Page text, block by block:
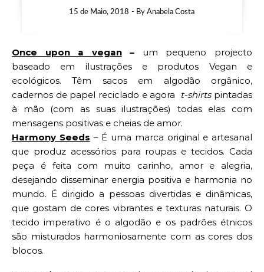
15 de Maio, 2018 - ByAnabela Costa
Once upon a vegan– um pequeno projecto
baseado em ilustrações e produtos Vegan e
ecológicos. Têm sacos em algodão orgânico,
cadernos de papel reciclado e agora t-shirtspintadas
à mão (com as suas ilustrações) todas elas com
mensagens positivas e cheias de amor.
Harmony Seeds – É uma marca original e artesanal
que produz acessórios para roupas e tecidos. Cada
peça é feita com muito carinho, amor e alegria,
desejando disseminar energia positiva e harmonia no
mundo. É dirigido a pessoas divertidas e dinâmicas,
que gostam de cores vibrantes e texturas naturais. O
tecido imperativo é o algodão e os padrões étnicos
são misturados harmoniosamente com as cores dos
blocos.